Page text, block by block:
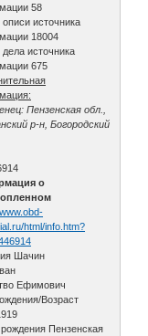
58
источника
18004
источника
675
Пензенская обл.,
р-н, Богородский
о
html/info.htm?
Шачин
Ефимович
Возраст
Пензенская